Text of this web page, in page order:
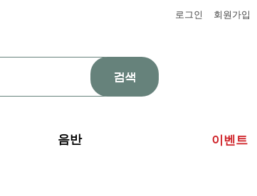
로그인 회원가입
음반 이벤트